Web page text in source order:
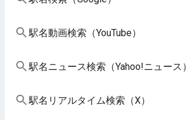
駅名動画検索（YouTube）
駅名ニュース検索（Yahoo!ニュース）
駅名リアルタイム検索（X）